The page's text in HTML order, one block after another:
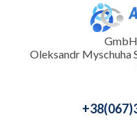
Oleksandr Myschuha
+38